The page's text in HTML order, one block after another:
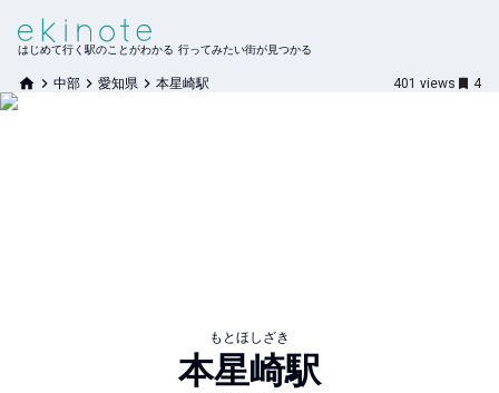
はじめて行く駅のことがわかる 行ってみたい街が見つかる
中部 愛知県 本星崎駅 401 views 4
もとほしざき
本星崎駅